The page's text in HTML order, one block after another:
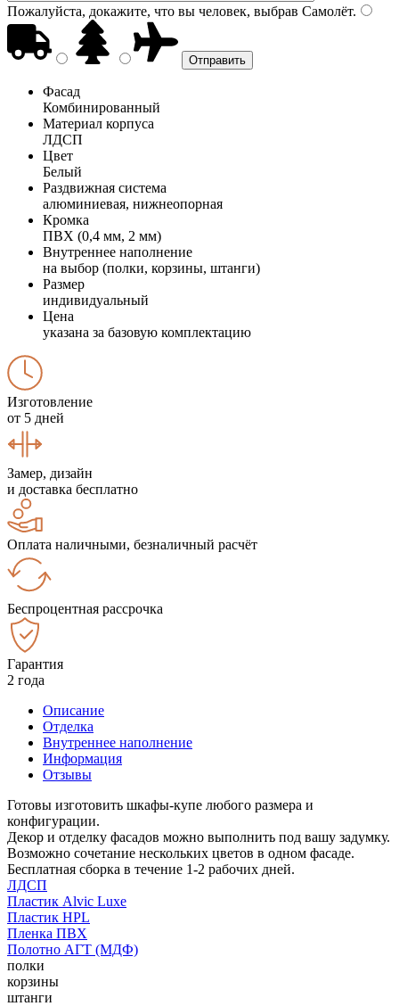
Пожалуйста, докажите, что вы человек, выбрав Самолёт.
Фасад
Комбинированный
Материал корпуса
ЛДСП
Цвет
Белый
Раздвижная система
алюминиевая, нижнеопорная
Кромка
ПВХ (0,4 мм, 2 мм)
Внутреннее наполнение
на выбор (полки, корзины, штанги)
Размер
индивидуальный
Цена
указана за базовую комплектацию
Изготовление
от 5 дней
Замер, дизайн
и доставка бесплатно
Оплата наличными, безналичный расчёт
Беспроцентная рассрочка
Гарантия
2 года
Описание
Отделка
Внутреннее наполнение
Информация
Отзывы
Готовы изготовить шкафы-купе любого размера и
конфигурации.
Декор и отделку фасадов можно выполнить под вашу задумку.
Возможно сочетание нескольких цветов в одном фасаде.
Бесплатная сборка в течение 1-2 рабочих дней.
ЛДСП
Пластик Alvic Luxe
Пластик HPL
Пленка ПВХ
Полотно АГТ (МДФ)
полки
корзины
штанги